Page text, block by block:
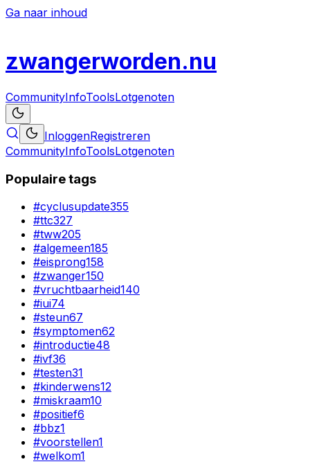
Ga naar inhoud
zwangerworden.nu
CommunityInfoToolsLotgenoten
InloggenRegistreren
CommunityInfoToolsLotgenoten
Populaire tags
#cyclusupdate355
#ttc327
#tww205
#algemeen185
#eisprong158
#zwanger150
#vruchtbaarheid140
#iui74
#steun67
#symptomen62
#introductie48
#ivf36
#testen31
#kinderwens12
#miskraam10
#positief6
#bbz1
#voorstellen1
#welkom1